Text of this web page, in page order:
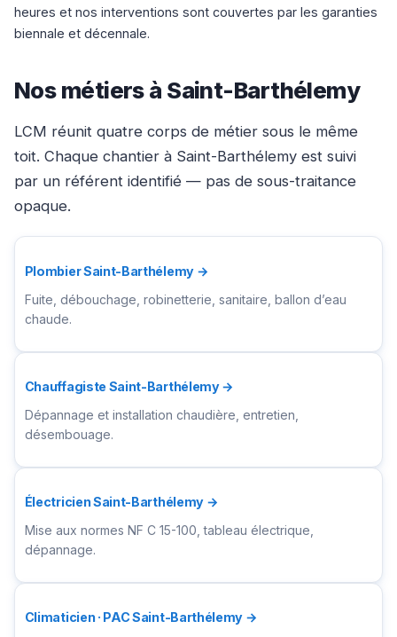
heures et nos interventions sont couvertes par les garanties
biennale et décennale.
Nos métiers à Saint-Barthélemy
LCM réunit quatre corps de métier sous le même
toit. Chaque chantier à Saint-Barthélemy est suivi
par un référent identifié — pas de sous-traitance
opaque.
Plombier Saint-Barthélemy →
Fuite, débouchage, robinetterie, sanitaire, ballon d’eau
chaude.
Chauffagiste Saint-Barthélemy →
Dépannage et installation chaudière, entretien,
désembouage.
Électricien Saint-Barthélemy →
Mise aux normes NF C 15-100, tableau électrique,
dépannage.
Climaticien · PAC Saint-Barthélemy →